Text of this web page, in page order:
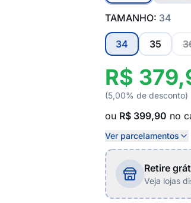
TAMANHO: 34
34 35
R$
(5,00% de desconto)
ou R$ 399,90 no
Ver parcelamentos
Retire
Veja lojas